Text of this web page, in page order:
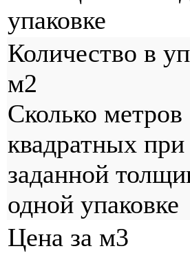
упаковке
Количество в
м2
Сколько метров
квадратных при
заданной
одной упаковке
Цена за м3